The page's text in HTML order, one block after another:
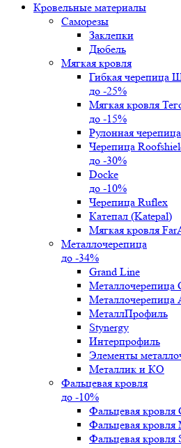
Кровельные материалы
Саморезы
Заклепки
Дюбель
Мягкая кровля
Гибкая черепица
до -25%
Мягкая кровля
до -15%
Рулонная
Черепица
до -30%
Docke
до -10%
Черепица Ruflex
Катепал (Katepal)
Мягкая кровля
Металлочерепица
до -34%
Grand Line
Металлочерепица
Металлочерепица
МеталлПрофиль
Stynergy
Интерпрофиль
Элементы
Металлик и КО
Фальцевая кровля
до -10%
Фальцевая кровля
Фальцевая
Фальцевая кровля